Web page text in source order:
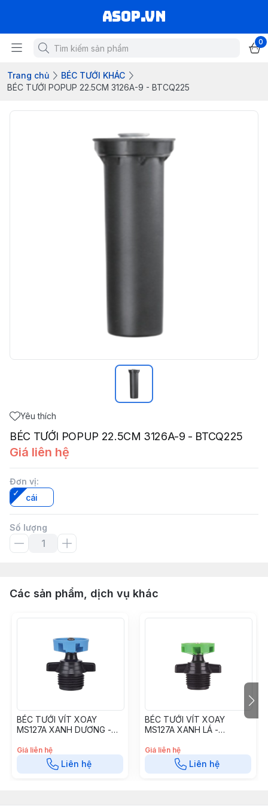
asop.vn
0
Trang chủ
BÉC TƯỚI KHÁC
BÉC TƯỚI POPUP 22.5CM 3126A-9 - BTCQ225
Yêu thích
BÉC TƯỚI POPUP 22.5CM 3126A-9 - BTCQ225
Giá liên hệ
Đơn vị:
cái
Số lượng
Các sản phẩm, dịch vụ khác
BÉC TƯỚI VÍT XOAY
MS127A XANH DƯƠNG -
Giá liên hệ
Liên hệ
BÉC TƯỚI VÍT XOAY
MS127A XANH LÁ -
Giá liên hệ
Liên hệ